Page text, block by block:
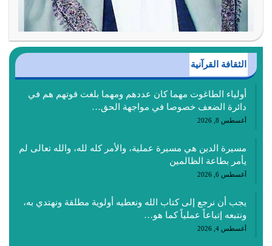
الثقافة القرآنية
أولياء الطاغوت مهما كان عددهم ومهما بلغت قوتهم هم في
دائرة الضعف خصوصا في مواجهة الحق…
أغسطس 8, 2026
مسيرة الدين هي مسيرة عملية، والأمر كله لله، والله تعالى لم
يأمر بطاعة الظالمين
أغسطس 6, 2026
يجب أن نرجع إلى كتاب الله ونعطيه أولوية مطلقة ونهتدي به،
ونتبعه إتباعاً عملياً كما هو…
أغسطس 4, 2026